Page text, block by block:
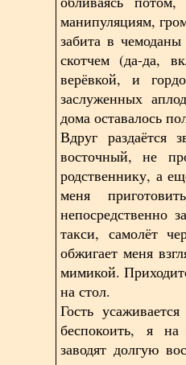
манипуляциям,
забита в
скотчем (да-да,
верёвкой, и
заслуженных
дома оставалось
Вдруг раздаётся
восточный, не
родственнику, а
меня
непосредственно
такси, самолёт
обжигает меня
мимикой.
на стол.
Гость
беспокоить, я
заводят долгую